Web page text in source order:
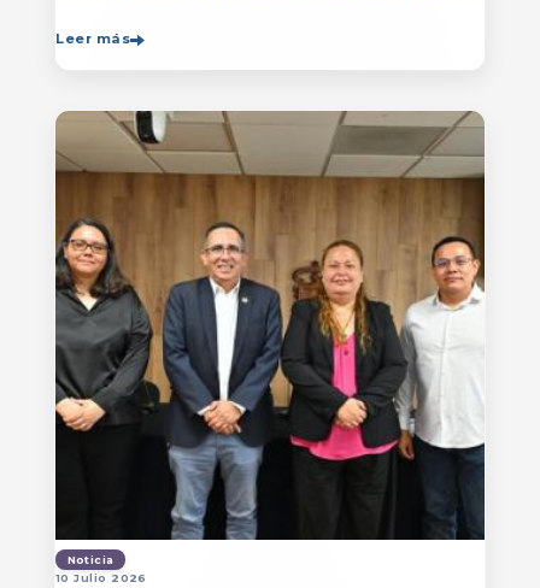
del Centro Universitario de Arte, Arquitectura
Leer más
Noticia
10 Julio 2026